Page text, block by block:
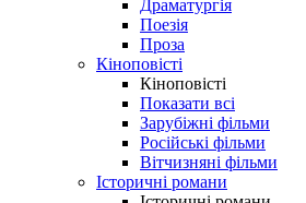
Драматургія
Поезія
Проза
Кіноповісті
Кіноповісті
Показати всі
Зарубіжні фільми
Російські фільми
Вітчизняні фільми
Історичні романи